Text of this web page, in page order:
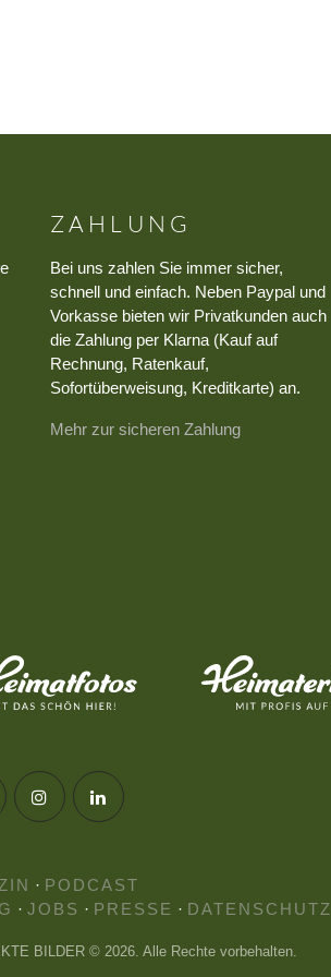
ZAHLUNG
Bei uns zahlen Sie immer sicher,
schnell und einfach. Neben Paypal und
Vorkasse bieten wir Privatkunden auch
die Zahlung per Klarna (Kauf auf
Rechnung, Ratenkauf,
Sofortüberweisung, Kreditkarte) an.
Mehr zur sicheren Zahlung
· PODCAST
· JOBS · PRESSE · DATENSCHUTZ
BILDER © 2026. Alle Rechte vorbehalten.